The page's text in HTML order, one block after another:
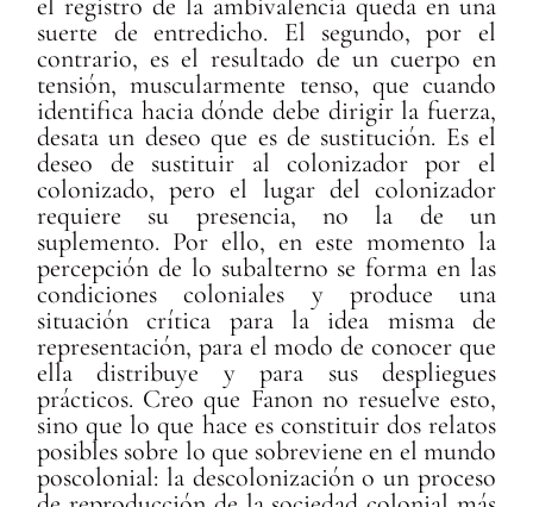
suerte de entredicho. El segundo, por el
contrario, es el resultado de un cuerpo en
tensión, muscularmente tenso, que cuando
identifica hacia dónde debe dirigir la fuerza,
desata un deseo que es de sustitución. Es el
deseo de sustituir al colonizador por el
colonizado, pero el lugar del colonizador
requiere su presencia, no la de un
suplemento. Por ello, en este momento la
percepción de lo subalterno se forma en las
condiciones coloniales y produce una
situación crítica para la idea misma de
representación, para el modo de conocer que
ella distribuye y para sus despliegues
prácticos. Creo que Fanon no resuelve esto,
sino que lo que hace es constituir dos relatos
posibles sobre lo que sobreviene en el mundo
poscolonial: la descolonización o un proceso